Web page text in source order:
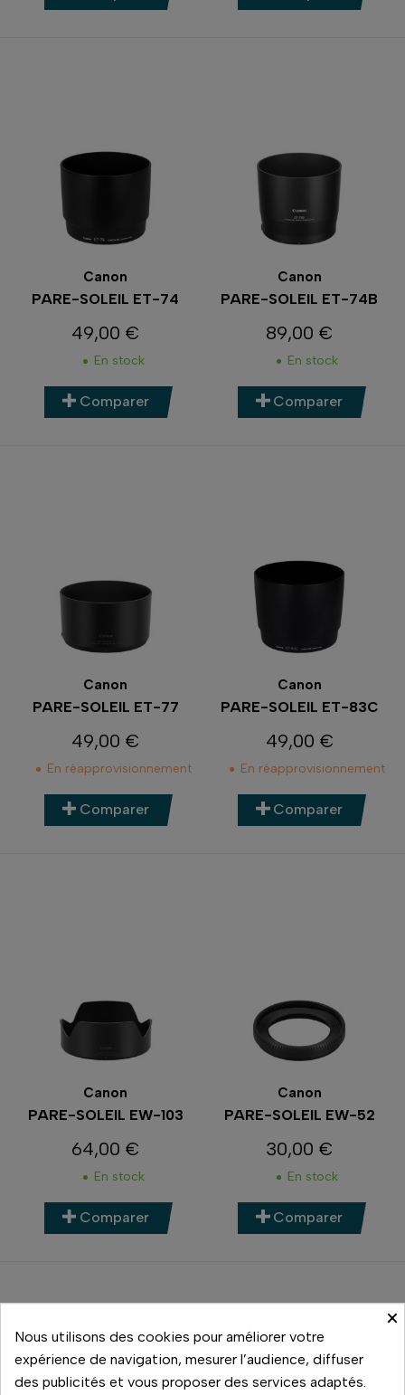
Canon
PARE-SOLEIL ET-74
Prix
49,00 €
En stock
Comparer
Canon
PARE-SOLEIL ET-74B
Prix
89,00 €
En stock
Comparer
Canon
PARE-SOLEIL ET-77
Prix
49,00 €
En réapprovisionnement
Comparer
Canon
PARE-SOLEIL ET-83C
Prix
49,00 €
En réapprovisionnement
Comparer
Canon
PARE-SOLEIL EW-103
Prix
64,00 €
En stock
Comparer
Canon
PARE-SOLEIL EW-52
Prix
30,00 €
En stock
Comparer
×
Nous utilisons des cookies pour améliorer votre
expérience de navigation, mesurer l’audience, diffuser
des publicités et vous proposer des services adaptés.